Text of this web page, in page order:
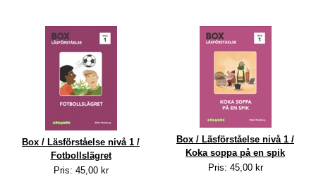
Box / Läsförståelse nivå 1 /
Fotbollslägret
Pris: 45,00 kr
Box / Läsförståelse nivå 1 /
Koka soppa på en spik
Pris: 45,00 kr